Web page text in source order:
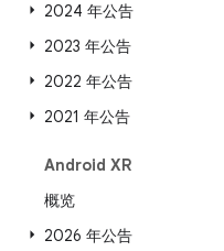
2024 年公告
2023 年公告
2022 年公告
2021 年公告
Android XR
概览
2026 年公告